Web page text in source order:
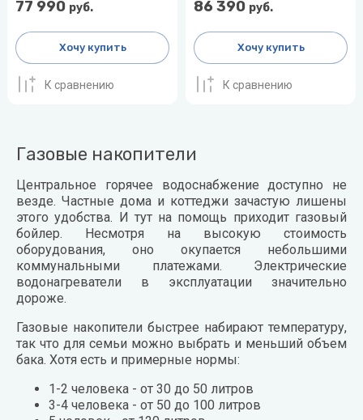
77 990 руб.
Хочу купить
К сравнению
86 390 руб.
Хочу купить
К сравнению
Газовые накопители
Центральное горячее водоснабжение доступно не
везде. Частные дома и коттеджи зачастую лишены
этого удобства. И тут на помощь приходит газовый
бойлер. Несмотря на высокую стоимость
оборудования, оно окупается небольшими
коммунальными платежами. Электрические
водонагреватели в эксплуатации значительно
дороже.
Газовые накопители быстрее набирают температуру,
так что для семьи можно выбрать и меньший объем
бака. Хотя есть и примерные нормы:
1-2 человека - от 30 до 50 литров
3-4 человека - от 50 до 100 литров